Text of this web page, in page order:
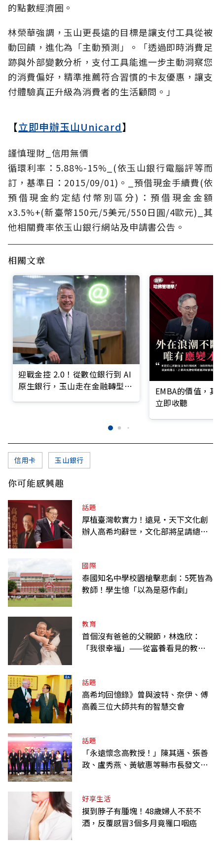
的點數經濟圈。
林榮華強調，玉山更長遠的目標是讓支付工具從被
動回饋，進化為「主動預測」。「透過即時消費足
跡與外部變數分析，支付工具能進一步主動洞察您
的消費偏好，精準推薦符合習慣的卡友優惠，讓支
付體驗真正升級為消費者的生活顧問。」
【立即申辦玉山Unicard】
謹慎理財_信用無價
循環利率：5.88%-15%_(依玉山銀行電腦評等而
訂，基準日：2015/09/01)。_預借現金手續費(依
預借現金約定結付幣別區分)：預借現金金額
x3.5%+(新臺幣150元/5美元/550日圓/4歐元)_其
他相關費率依玉山銀行網站及申請書公告。
相關文章
迎戰金控 2.0！從數位銀行到 AI
原生銀行，玉山走在金融轉型最
EMBA的價值，
立即收聽
信用卡 玉山銀行
你可能感興趣
話題
厚植臺灣軟實力！遠見‧天下文化創
辦人高希均辭世，文化部將呈請總統
國際
泰國知名中學校園槍擊悲劇：5死皆為
教師！學生憶「以為是惡作劇」
教育
首個沒有爸爸的父親節，林逸欣：
「我很幸福」——從富養看見的教養
話題
高希均回憶錄》曾與波特、奈伊、傅
高義三位大師共有的智慧交會
話題
「永遠懷念高教授！」陳其邁、張善
政、盧秀燕、黃敏惠等縣市長發文弔
好享生活
摸到脖子有腫塊！48歲婦人不菸不
酒，反覆感冒3個多月竟罹口咽癌